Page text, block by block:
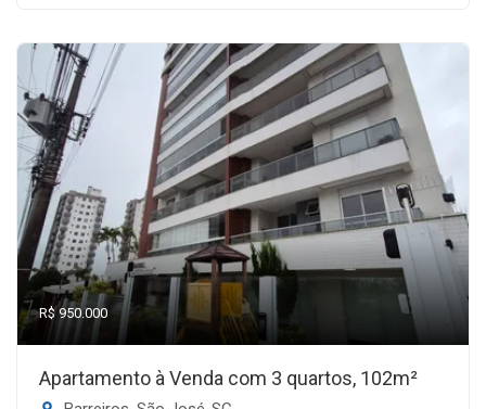
R$ 950.000
Apartamento à Venda com 3 quartos, 102m²